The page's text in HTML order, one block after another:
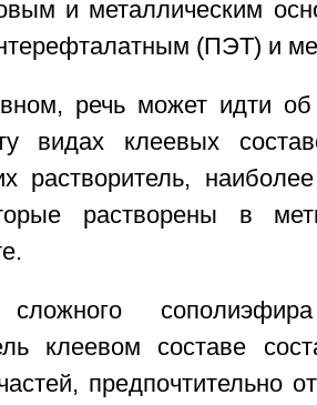
и металлическим
(ПЭТ) и
речь может идти
видах клеевых
растворитель,
растворены в
клеевом составе
предпочтительно